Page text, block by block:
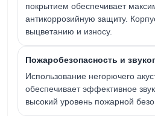
покрытием обеспечивает
антикоррозийную защиту.
выцветанию и износу.
Пожаробезопасность и
Использование негорючего
обеспечивает эффективное
высокий уровень пожарной